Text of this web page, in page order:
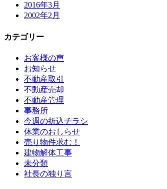
2016年3月
2002年2月
カテゴリー
お客様の声
お知らせ
不動産取引
不動産売却
不動産管理
事務所
今週の折込チラシ
休業のおしらせ
売り物件求む！
建物解体工事
未分類
社長の独り言